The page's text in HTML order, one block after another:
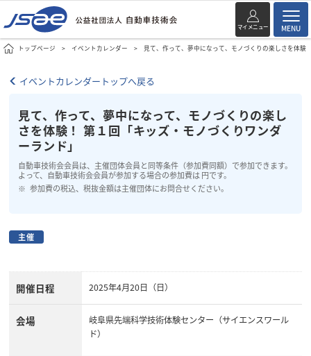
マイメニュー MENU
トップページ イベントカレンダー 見て、作って、夢中になって、モノづくりの楽しさを体験
イベントカレンダートップへ戻る
見て、作って、夢中になって、モノづくりの楽し
さを体験！ 第１回「キッズ・モノづくりワンダ
ーランド」
自動車技術会会員は、主催団体会員と同等条件（参加費同額）で参加できます。
よって、自動車技術会会員が参加する場合の参加費は 円です。
参加費の税込、税抜金額は主催団体にお問合せください。
主催
開催日程 2025年4月20日（日）
会場
岐阜県先端科学技術体験センター（サイエンスワール
ド）